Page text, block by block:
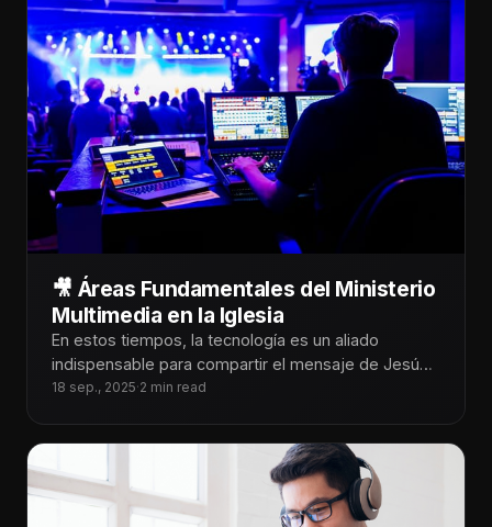
🎥 Áreas Fundamentales del Ministerio
Multimedia en la Iglesia
En estos tiempos, la tecnología es un aliado
indispensable para compartir el mensaje de Jesús.
El ministerio multimedia no se
18 sep., 2025·2 min read